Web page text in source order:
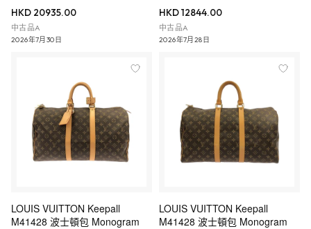
HKD 20935.00
中古品A
2026年7月30日
HKD 12844.00
中古品A
2026年7月28日
LOUIS VUITTON Keepall
M41428 波士頓包 Monogram
LOUIS VUITTON Keepall
M41428 波士頓包 Monogram